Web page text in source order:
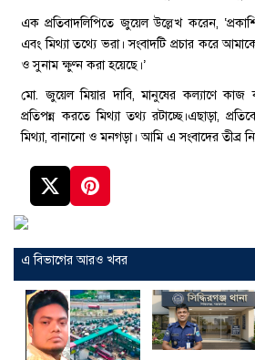
এক প্রতিবাদলিপিতে জুয়েল উল্লেখ করেন,
এবং মিথ্যা তথ্যে ভরা। সংবাদটি প্রচার করে
ও সুনাম ক্ষুণ্ন করা হয়েছে।’
মো. জুয়েল মিয়ার দাবি, মানুষের কল্যাণে কাজ
প্রতিপন্ন করতে মিথ্যা তথ্য রটাচ্ছে।এছাড়া,
মিথ্যা, বানানো ও মনগড়া। আমি এ সংবাদের তীব্র
এ বিভাগের আরও খবর